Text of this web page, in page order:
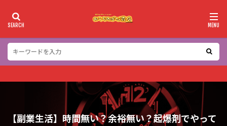
【副業生活】時間無い？余裕無い？起爆剤でやって
カテゴリー
検索